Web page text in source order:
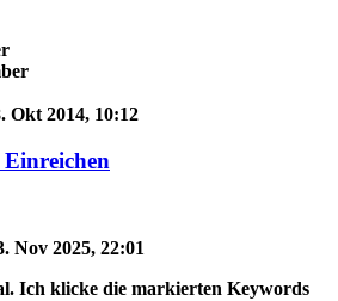
Okt 2014, 10:12
Nov 2025, 22:01
Ich klicke die markierten Keywords